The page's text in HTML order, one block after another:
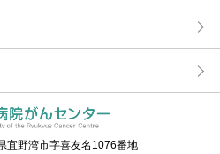
野湾市字喜友名1076番地